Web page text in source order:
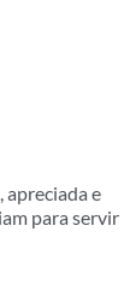
apreciada e
para servir